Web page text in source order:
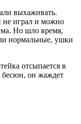
выхаживать.
не играл и можно
Но шло время,
нормальные, ушки
отсыпается в
бесюн, он жаждет